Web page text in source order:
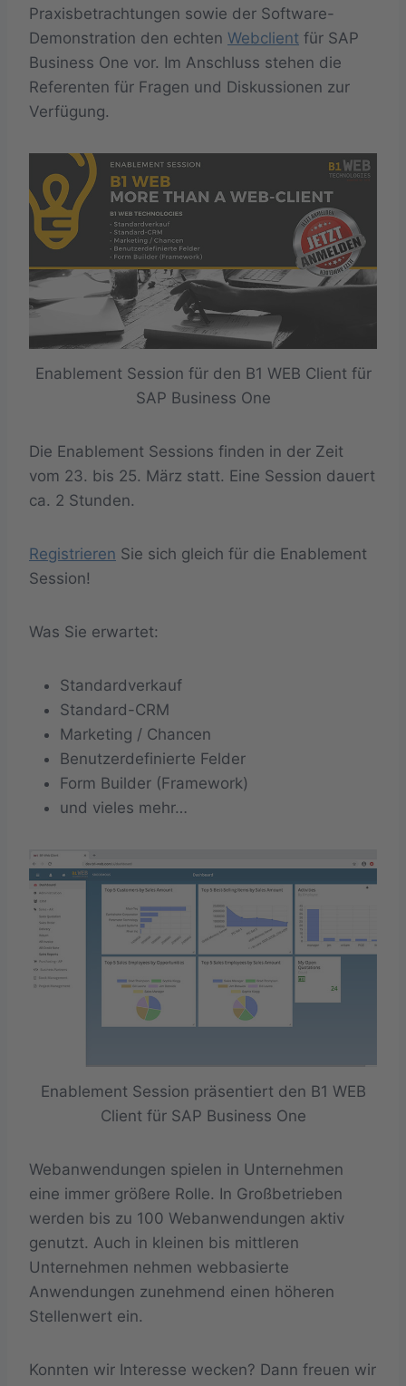
Praxisbetrachtungen sowie der Software-
Demonstration den echten Webclient für SAP
Business One vor. Im Anschluss stehen die
Referenten für Fragen und Diskussionen zur
Verfügung.
Enablement Session für den B1 WEB Client für
SAP Business One
Die Enablement Sessions finden in der Zeit
vom 23. bis 25. März statt. Eine Session dauert
ca. 2 Stunden.
Registrieren Sie sich gleich für die Enablement
Session!
Was Sie erwartet:
Standardverkauf
Standard-CRM
Marketing / Chancen
Benutzerdefinierte Felder
Form Builder (Framework)
und vieles mehr…
Enablement Session präsentiert den B1 WEB
Client für SAP Business One
Webanwendungen spielen in Unternehmen
eine immer größere Rolle. In Großbetrieben
werden bis zu 100 Webanwendungen aktiv
genutzt. Auch in kleinen bis mittleren
Unternehmen nehmen webbasierte
Anwendungen zunehmend einen höheren
Stellenwert ein.
Konnten wir Interesse wecken? Dann freuen wir